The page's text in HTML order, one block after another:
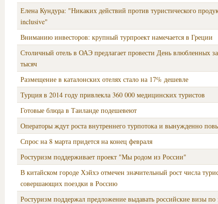
Елена Кундура: "Никаких действий против туристического
inclusive"
Вниманию инвесторов: крупный турпроект намечается в Греции
Столичный отель в ОАЭ предлагает провести День влюбленных
тысяч
Размещение в каталонских отелях стало на 17% дешевле
Турция в 2014 году привлекла 360 000 медицинских туристов
Готовые блюда в Таиланде подешевеют
Операторы ждут роста внутреннего турпотока и вынужденно
Спрос на 8 марта придется на конец февраля
Ростуризм поддерживает проект "Мы родом из России"
В китайском городе Хэйхэ отмечен значительный рост числа
совершающих поездки в Россию
Ростуризм поддержал предложение выдавать российские визы по